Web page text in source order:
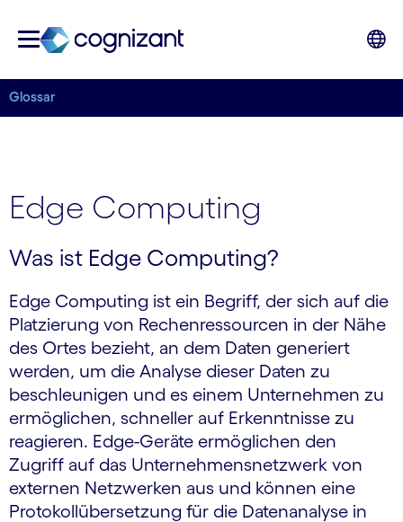
Glossar
Edge Computing
Was ist Edge Computing?
Edge Computing ist ein Begriff, der sich auf die
Platzierung von Rechenressourcen in der Nähe
des Ortes bezieht, an dem Daten generiert
werden, um die Analyse dieser Daten zu
beschleunigen und es einem Unternehmen zu
ermöglichen, schneller auf Erkenntnisse zu
reagieren. Edge-Geräte ermöglichen den
Zugriff auf das Unternehmensnetzwerk von
externen Netzwerken aus und können eine
Protokollübersetzung für die Datenanalyse in